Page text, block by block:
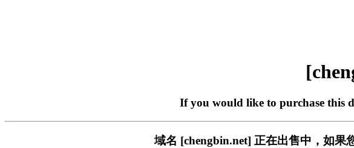
If you would like to purchase this
域名 [chengbin.net] 正在出售中，如果